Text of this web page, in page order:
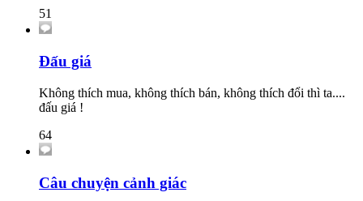
51
Đấu giá
Không thích mua, không thích bán, không thích đổi thì ta....
đấu giá !
64
Câu chuyện cảnh giác